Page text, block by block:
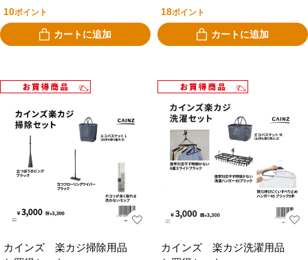
10ポイント
カートに追加
18ポイント
カートに追加
カインズ 楽カジ掃除用品
カインズ 楽カジ洗濯用品